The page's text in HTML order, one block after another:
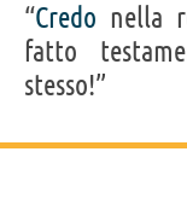
“Credo nella
fatto
stesso!”